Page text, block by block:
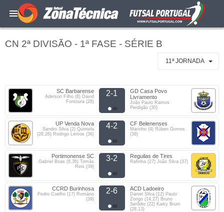
CN 2ª DIVISÃO - 1ª FASE - SÉRIE B
11ª JORNADA
SC Barbarense
Aderson Filho (8) David
Fontoura (28)
2-1
GD Casa Povo
Livramento
João Paulo Ramos
Perdigão (30)
UP Venda Nova
Sandro Silva (2) Quintela
(28,26) Rodrigo Lemos (36)
4-2 CF Belenenses
Marinho (4) Rúben Gomes
(38)
Portimonense SC
Gabriel Boas (8,36) Tomás
Reis (39)
3-2 Reguilas de Tires
Rafinha (27) João Silva (37)
CCRD Burinhosa
Pedro Coelho (17) Romário
(39)
2-6 ACD Ladoeiro
Daniel Silva (12) Paulo
Zongo (14,27) Bruno
Serôdio (22) Kaiky Brum
(28,13)